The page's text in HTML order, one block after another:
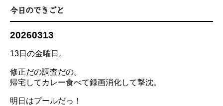
20260313
13日の金曜日。
修正だの調査だの。
帰宅してカレー食べて録画消化して撃沈。
明日はプールだっ！